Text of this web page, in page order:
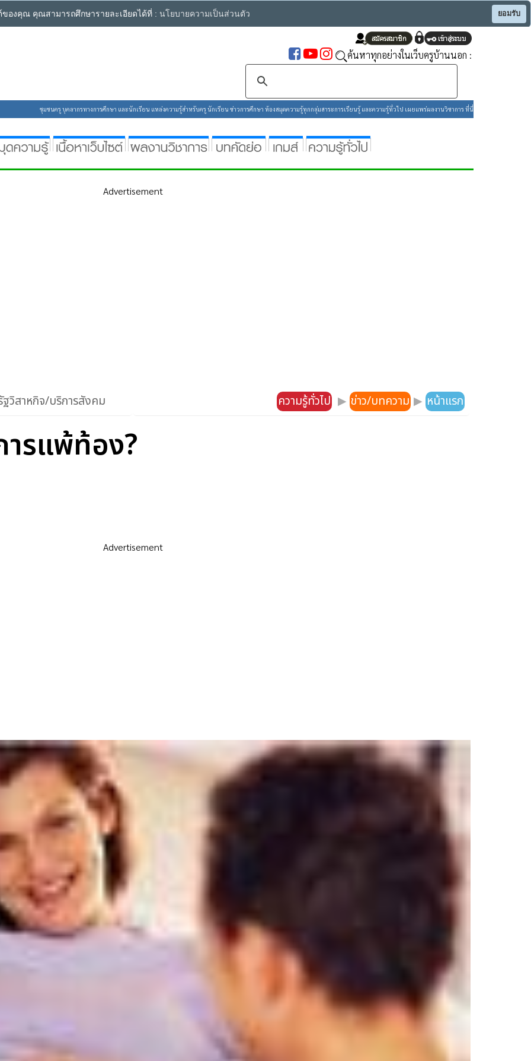
องคุณ คุณสามารถศึกษารายละเอียดได้ที่ : นโยบายความเป็นส่วนตัว ยอมรับ
ค้นหาทุกอย่างในเว็บครูบ้านนอก :
ชุมชนครู บุคลากรทางการศึกษา และนักเรียน แหล่งความรู้สำหรับครู นักเรียน ข่าวการศึกษา ห้องสมุดความรู้ทุกกลุ่มสาระการเรียนรู้ และความรู้ทั่วไป เผยแพร่ผลงานวิชาการ ที่นี่
Advertisement
ฐวิสาหกิจ/บริการสังคม ความรู้ทั่วไป ▶ ข่าว/บทความ ▶ หน้าแรก
ารแพ้ท้อง?
Advertisement